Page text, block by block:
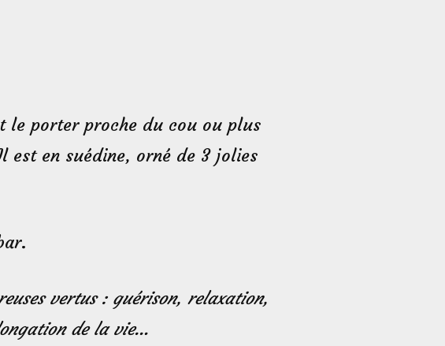
le porter proche du cou ou plus
est en suédine, orné de 3 jolies
vertus : guérison, relaxation,
de la vie…